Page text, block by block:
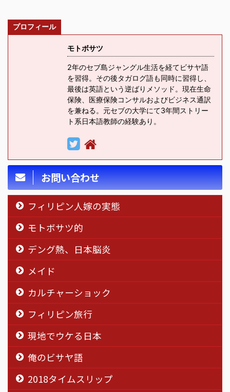
プロフィール
モトボサツ
2年のセブ島ジャングル生活を経てビサヤ語
を習得。その後タガログ語も同時に習得し、
最後は英語という逆ばりメソッド。現在生命
保険、医療保険コンサルおよびビジネス通訳
を兼ねる。元セブの大学にて3年間ストリー
ト系日本語教師の経験あり。
お問い合わせ
フィリピン人嫁の実態
モトボサツ的
デング熱、日本脳炎
メイド
カルチャーショック
フィリピン旅行
現地でウケる日本
俺のビサヤ語
2018タイムスリップ